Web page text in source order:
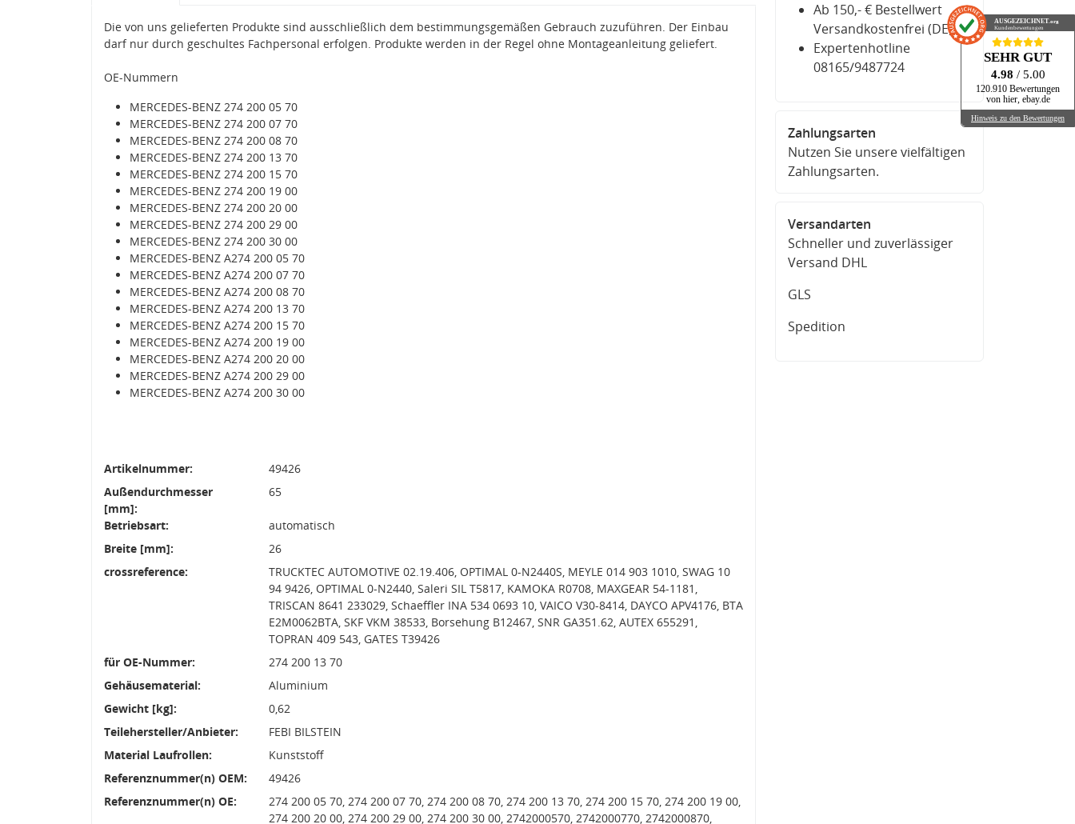
Die von uns gelieferten Produkte sind ausschließlich dem bestimmungsgemäßen Gebrauch zuzuführen. Der Einbau
darf nur durch geschultes Fachpersonal erfolgen. Produkte werden in der Regel ohne Montageanleitung geliefert.
OE-Nummern
MERCEDES-BENZ 274 200 05 70
MERCEDES-BENZ 274 200 07 70
MERCEDES-BENZ 274 200 08 70
MERCEDES-BENZ 274 200 13 70
MERCEDES-BENZ 274 200 15 70
MERCEDES-BENZ 274 200 19 00
MERCEDES-BENZ 274 200 20 00
MERCEDES-BENZ 274 200 29 00
MERCEDES-BENZ 274 200 30 00
MERCEDES-BENZ A274 200 05 70
MERCEDES-BENZ A274 200 07 70
MERCEDES-BENZ A274 200 08 70
MERCEDES-BENZ A274 200 13 70
MERCEDES-BENZ A274 200 15 70
MERCEDES-BENZ A274 200 19 00
MERCEDES-BENZ A274 200 20 00
MERCEDES-BENZ A274 200 29 00
MERCEDES-BENZ A274 200 30 00
Artikelnummer:
49426
Außendurchmesser
[mm]:
65
Betriebsart:
automatisch
Breite [mm]:
26
crossreference:
TRUCKTEC AUTOMOTIVE 02.19.406, OPTIMAL 0-N2440S, MEYLE 014 903 1010, SWAG 10
94 9426, OPTIMAL 0-N2440, Saleri SIL T5817, KAMOKA R0708, MAXGEAR 54-1181,
TRISCAN 8641 233029, Schaeffler INA 534 0693 10, VAICO V30-8414, DAYCO APV4176, BTA
E2M0062BTA, SKF VKM 38533, Borsehung B12467, SNR GA351.62, AUTEX 655291,
TOPRAN 409 543, GATES T39426
für OE-Nummer:
274 200 13 70
Gehäusematerial:
Aluminium
Gewicht [kg]:
0,62
Teilehersteller/Anbieter:
FEBI BILSTEIN
Material Laufrollen:
Kunststoff
Referenznummer(n) OEM:
49426
Referenznummer(n) OE:
274 200 05 70, 274 200 07 70, 274 200 08 70, 274 200 13 70, 274 200 15 70, 274 200 19 00,
274 200 20 00, 274 200 29 00, 274 200 30 00, 2742000570, 2742000770, 2742000870,
Ab 150,- € Bestellwert
Versandkostenfrei (DE)
Expertenhotline
08165/9487724
Zahlungsarten
Nutzen Sie unsere vielfältigen
Zahlungsarten.
Versandarten
Schneller und zuverlässiger
Versand DHL
GLS
Spedition
AUSGEZEICHNET.org
Kundenbewertungen
SEHR GUT
4.98 / 5.00
120.910 Bewertungen
von hier, ebay.de
Hinweis zu den Bewertungen